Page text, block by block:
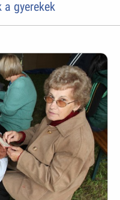
a gyerekek